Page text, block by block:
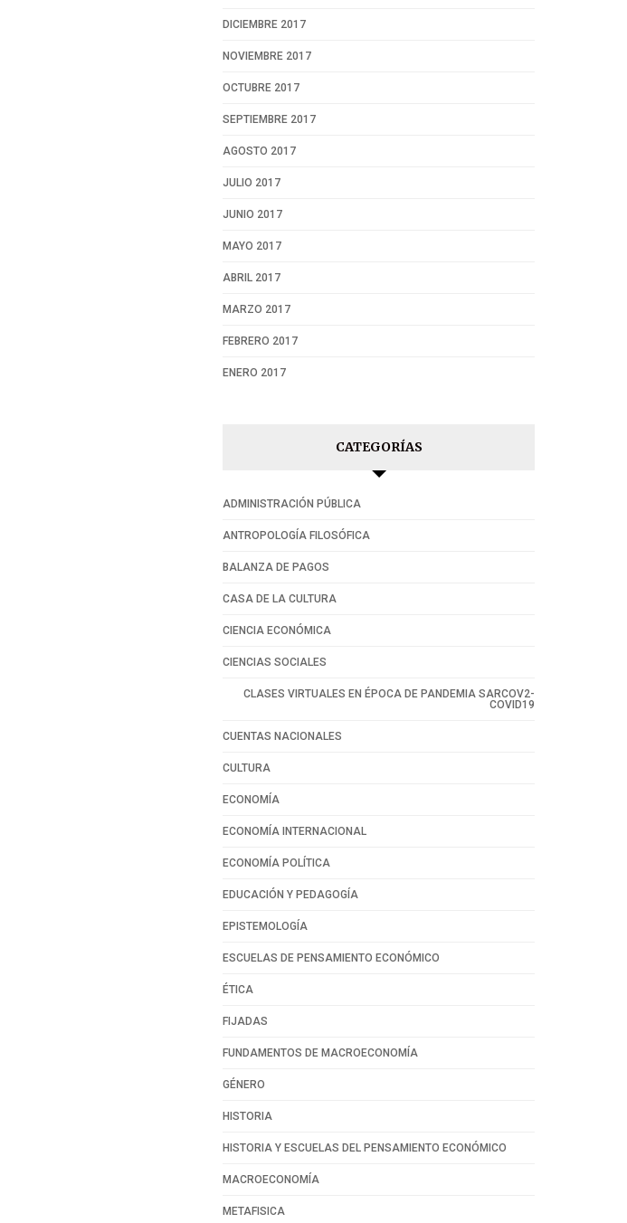
DICIEMBRE 2017
NOVIEMBRE 2017
OCTUBRE 2017
SEPTIEMBRE 2017
AGOSTO 2017
JULIO 2017
JUNIO 2017
MAYO 2017
ABRIL 2017
MARZO 2017
FEBRERO 2017
ENERO 2017
CATEGORÍAS
ADMINISTRACIÓN PÚBLICA
ANTROPOLOGÍA FILOSÓFICA
BALANZA DE PAGOS
CASA DE LA CULTURA
CIENCIA ECONÓMICA
CIENCIAS SOCIALES
CLASES VIRTUALES EN ÉPOCA DE PANDEMIA SARCOV2-
COVID19
CUENTAS NACIONALES
CULTURA
ECONOMÍA
ECONOMÍA INTERNACIONAL
ECONOMÍA POLÍTICA
EDUCACIÓN Y PEDAGOGÍA
EPISTEMOLOGÍA
ESCUELAS DE PENSAMIENTO ECONÓMICO
ÉTICA
FIJADAS
FUNDAMENTOS DE MACROECONOMÍA
GÉNERO
HISTORIA
HISTORIA Y ESCUELAS DEL PENSAMIENTO ECONÓMICO
MACROECONOMÍA
METAFISICA